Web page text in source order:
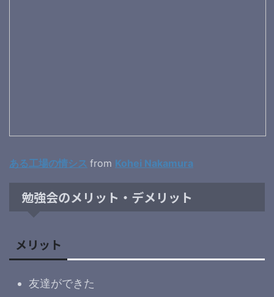
ある工場の情シス from Kohei Nakamura
勉強会のメリット・デメリット
メリット
友達ができた